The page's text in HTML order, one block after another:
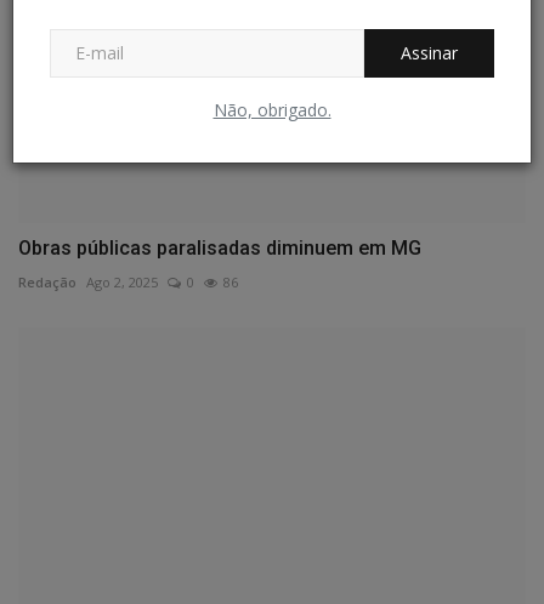
Assinar
Não, obrigado.
Obras públicas paralisadas diminuem em MG
Redação Ago 2, 2025 0 86